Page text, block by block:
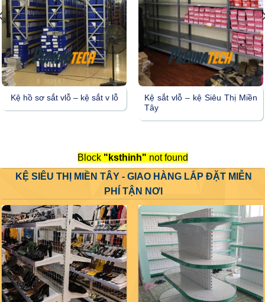
Kệ hồ sơ sắt vlỗ – kệ sắt v lỗ
Kệ sắt vlỗ – kệ Siêu Thị Miền
Tây
Block "ksthinh" not found
KỆ SIÊU THỊ MIỀN TÂY - GIAO HÀNG LẮP ĐẶT MIỄN
PHÍ TẬN NƠI